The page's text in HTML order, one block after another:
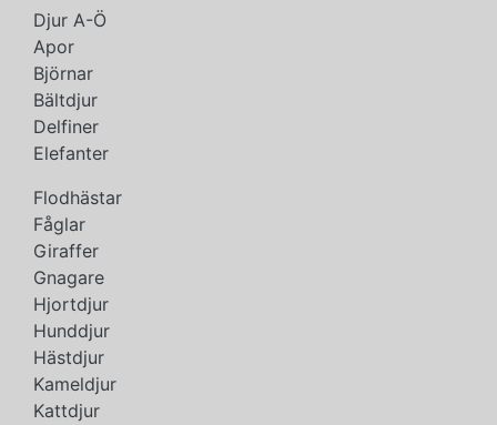
Djur A-Ö
Apor
Björnar
Bältdjur
Delfiner
Elefanter
Flodhästar
Fåglar
Giraffer
Gnagare
Hjortdjur
Hunddjur
Hästdjur
Kameldjur
Kattdjur